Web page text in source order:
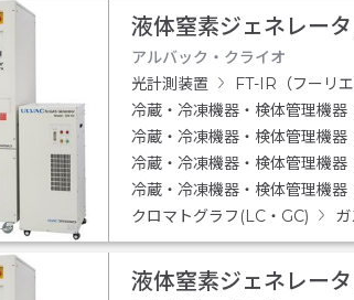
液体窒素ジェネレー
アルバック・クライオ
光計測装置
FT-IR（フーリ
冷蔵・冷凍機器・検体管理機器
冷蔵・冷凍機器・検体管理機器
冷蔵・冷凍機器・検体管理機器
冷蔵・冷凍機器・検体管理機器
クロマトグラフ(LC・GC)
液体窒素ジェネレー